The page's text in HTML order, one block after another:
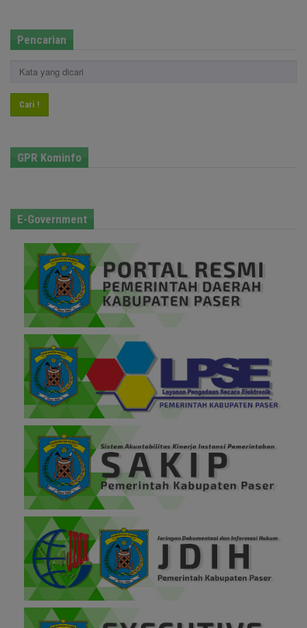
Pencarian
Cari !
GPR Kominfo
E-Government